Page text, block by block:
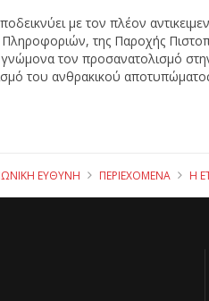
με τον πλέον
της Παροχής
γνώμονα τον προσανατολισμό
του ανθρακικού αποτυπώματος
ΕΥΘΎΝΗ ΠΕΡΙΕΧΌΜΕΝΑ Η